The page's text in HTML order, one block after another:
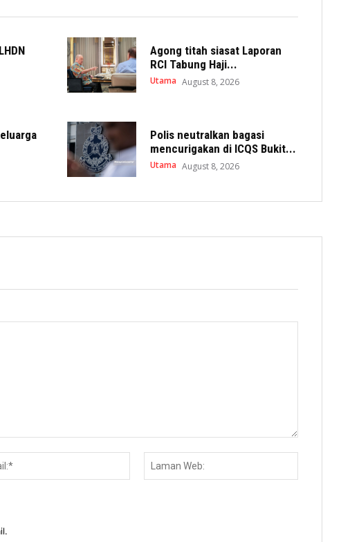
Agong titah siasat Laporan
RCI Tabung Haji...
Utama August 8, 2026
Polis neutralkan bagasi
mencurigakan di ICQS Bukit...
Utama August 8, 2026